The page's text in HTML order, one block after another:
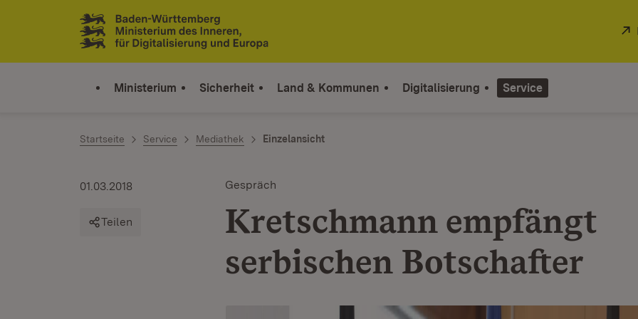
Zum Inhalt springen
Link zur Startseite
Ministerium Sicherheit Land & Kommunen Digitalisierung Service
Startseite Service Mediathek Einzelansicht
Gespräch
Kretschmann empfängt
serbischen Botschafter
01.03.2018
Teilen